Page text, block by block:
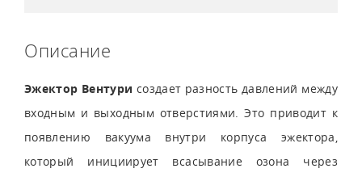
Описание
Эжектор Вентури создает разность давлений между
входным и выходным отверстиями. Это приводит к
появлению вакуума внутри корпуса эжектора,
который инициирует всасывание озона через